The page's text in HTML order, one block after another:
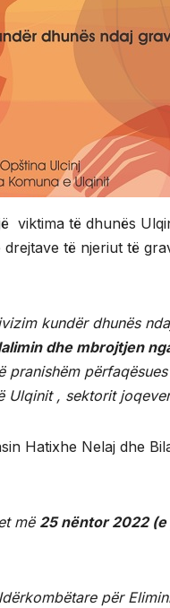
viktima të dhunës
të njeriut të
kundër dhunës
dhe mbrojtjen
pranishëm
Ulqinit , sektorit
Hatixhe Nelaj dhe
më 25 nëntor 2022 (e
për